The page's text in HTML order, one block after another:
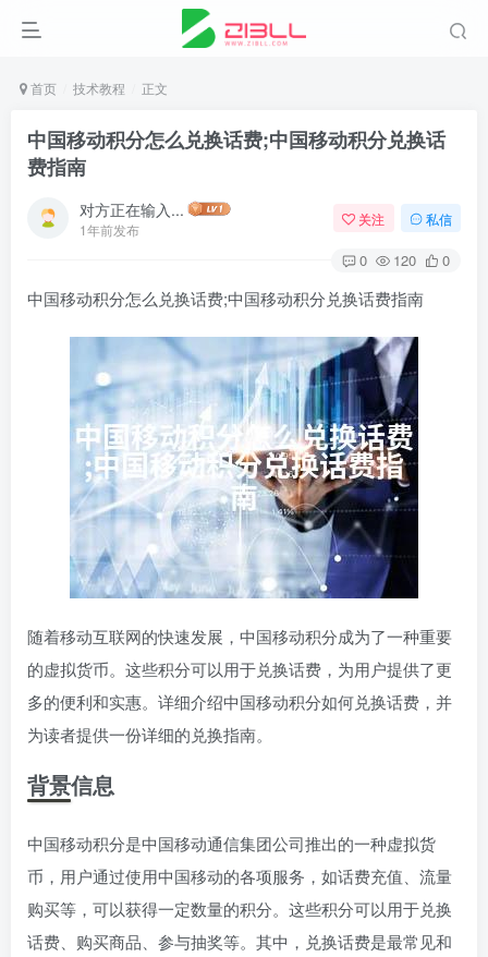
首页 技术教程 正文
中国移动积分怎么兑换话费;中国移动积分兑换话
费指南
对方正在输入...
1年前发布
关注 私信
0 120 0
中国移动积分怎么兑换话费;中国移动积分兑换话费指南
随着移动互联网的快速发展，中国移动积分成为了一种重要
的虚拟货币。这些积分可以用于兑换话费，为用户提供了更
多的便利和实惠。详细介绍中国移动积分如何兑换话费，并
为读者提供一份详细的兑换指南。
背景信息
中国移动积分是中国移动通信集团公司推出的一种虚拟货
币，用户通过使用中国移动的各项服务，如话费充值、流量
购买等，可以获得一定数量的积分。这些积分可以用于兑换
话费、购买商品、参与抽奖等。其中，兑换话费是最常见和